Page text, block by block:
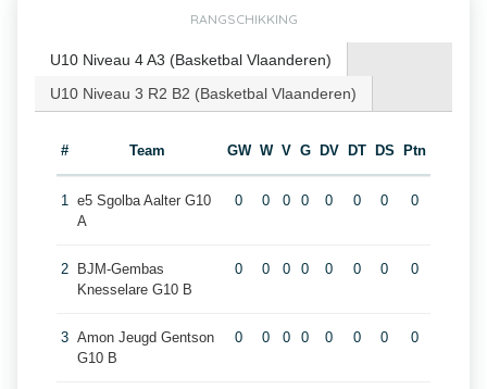
RANGSCHIKKING
U10 Niveau 4 A3 (Basketbal Vlaanderen)
U10 Niveau 3 R2 B2 (Basketbal Vlaanderen)
# Team GW W V G DV DT DS Ptn
1 e5 Sgolba Aalter G10
A
0 0 0 0 0 0 0 0
2
BJM-Gembas
Knesselare G10 B
0 0 0 0 0 0 0 0
3 Amon Jeugd Gentson
G10 B
0 0 0 0 0 0 0 0